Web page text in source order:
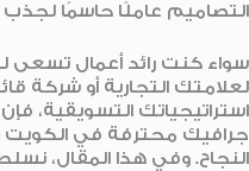
التصاميم عاملًا حاسمًا لجذب
سواء كنت رائد أعمال تسعى
لعلامتك التجارية أو شركة
استراتيجياتك التسويقية،
جرافيك محترفة في الكويت
النجاح. وفي هذا المقال،